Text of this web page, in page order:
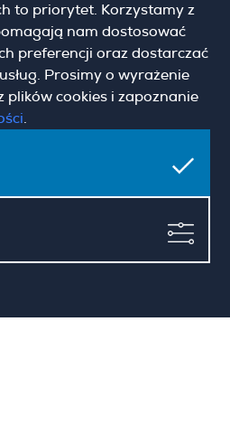
Aktualności
to priorytet. Korzystamy z
nam dostosować
preferencji oraz dostarczać
Prosimy o wyrażenie
plików cookies i zapoznanie